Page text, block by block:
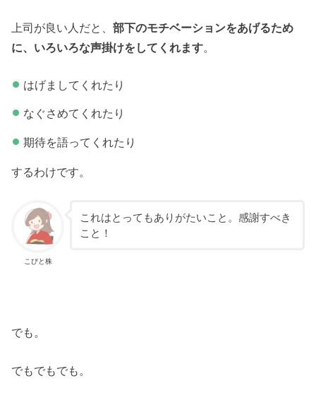
上司が良い人だと、部下のモチベーションをあげるため
に、いろいろな声掛けをしてくれます。
はげましてくれたり
なぐさめてくれたり
期待を語ってくれたり
するわけです。
こびと株
これはとってもありがたいこと。感謝すべき
こと！
でも。
でもでもでも。